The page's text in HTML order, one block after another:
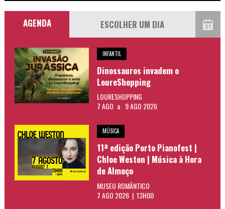
AGENDA
INFANTIL
Dinossauros invadem o
LoureShopping
LOURESHOPPING
7 AGO a 9 AGO 2026
MÚSICA
11ª edição Porto Pianofest |
Chloe Weston | Música à Hora
de Almoço
MUSEU ROMÂNTICO
7 AGO 2026 | 13H00